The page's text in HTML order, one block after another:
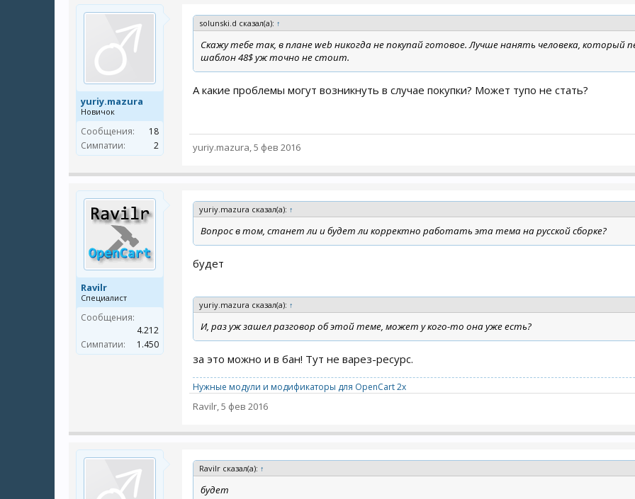
yuriy.mazura
Новичок
Сообщения:
18
Симпатии:
2
solunski.d сказал(а): ↑
Скажу тебе так, в плане web никогда не покупай готовое. Лучше нанять человека, который
шаблон 48$ уж точно не стоит.
А какие проблемы могут возникнуть в случае покупки? Может тупо не стать?
yuriy.mazura,5 фев 2016
Ravilr
Специалист
Сообщения:
4.212
Симпатии:
1.450
yuriy.mazura сказал(а): ↑
Вопрос в том, станет ли и будет ли корректно работать эта тема на русской сборке?
будет
yuriy.mazura сказал(а): ↑
И, раз уж зашел разговор об этой теме, может у кого-то она уже есть?
за это можно и в бан! Тут не варез-ресурс.
Нужные модули и модификаторы для OpenCart 2x
Ravilr,5 фев 2016
Ravilr сказал(а): ↑
будет